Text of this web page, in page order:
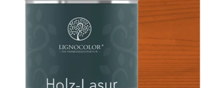
Sie das Medium 0 im Modalformat